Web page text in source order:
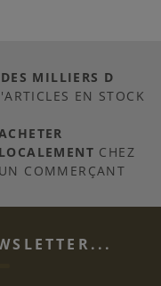
DES MILLIERS D
'ARTICLES EN STOCK
LOCALEMENT CHEZ
UN COMMERÇANT